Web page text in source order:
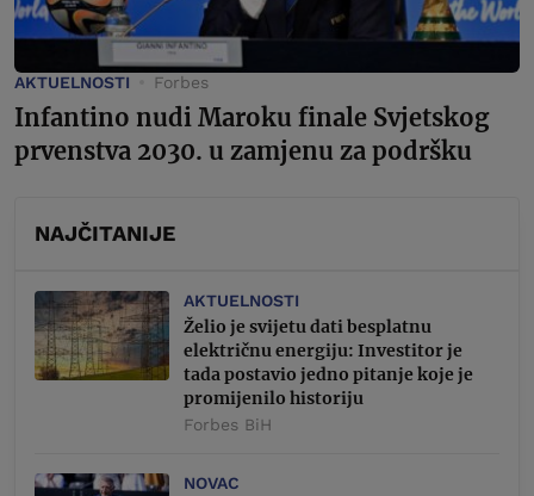
AKTUELNOSTI Forbes
Infantino nudi Maroku finale Svjetskog
prvenstva 2030. u zamjenu za podršku
NAJČITANIJE
AKTUELNOSTI
Želio je svijetu dati besplatnu
električnu energiju: Investitor je
tada postavio jedno pitanje koje je
promijenilo historiju
Forbes BiH
NOVAC